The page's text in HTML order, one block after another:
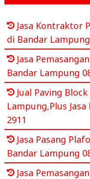
Jasa Kontraktor
di Bandar
Jasa
Bandar Lampung
Jual Paving
Lampung,Plus Jasa
2911
Jasa Pasang
Bandar Lampung
Jasa